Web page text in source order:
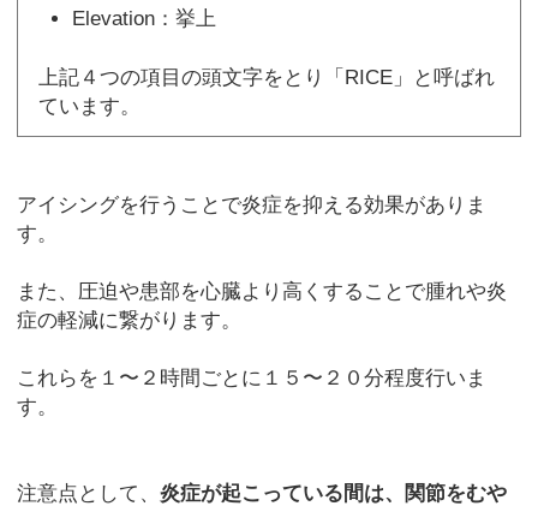
Elevation：挙上
上記４つの項目の頭文字をとり「RICE」と呼ばれ
ています。
アイシングを行うことで炎症を抑える効果がありま
す。
また、圧迫や患部を心臓より高くすることで腫れや炎
症の軽減に繋がります。
これらを１〜２時間ごとに１５〜２０分程度行いま
す。
注意点として、炎症が起こっている間は、関節をむや